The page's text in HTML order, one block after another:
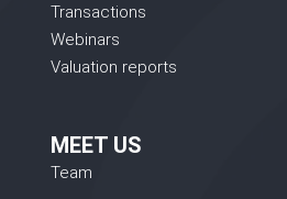
Transactions
Webinars
Valuation reports
MEET US
Team